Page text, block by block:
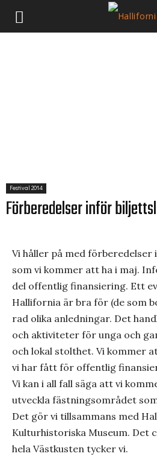
Festival 2014
Förberedelser inför
Vi håller på med
som vi kommer att ha i maj.
del offentlig finansiering. Ett
Hallifornia är bra för (de som
rad olika anledningar. Det
och aktiviteter för unga och
och lokal stolthet. Vi kommer
vi har fått för offentlig
Vi kan i all fall säga att vi
utveckla fästningsområdet
Det gör vi tillsammans med
Kulturhistoriska Museum. Det
hela Västkusten tycker vi.